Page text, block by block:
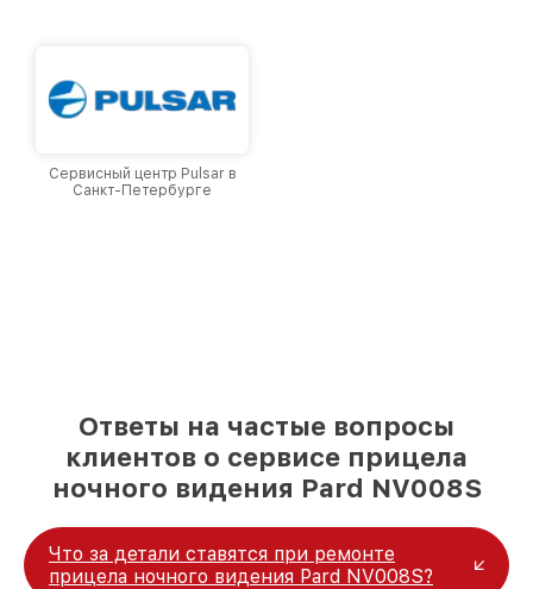
Сервисный центр Pulsar в
Санкт-Петербурге
Ответы на частые вопросы
клиентов о сервисе прицела
ночного видения Pard NV008S
Что за детали ставятся при ремонте
прицела ночного видения Pard NV008S?